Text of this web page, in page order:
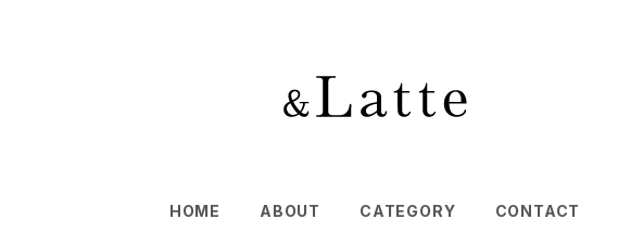
HOME ABOUT CATEGORY CONTACT